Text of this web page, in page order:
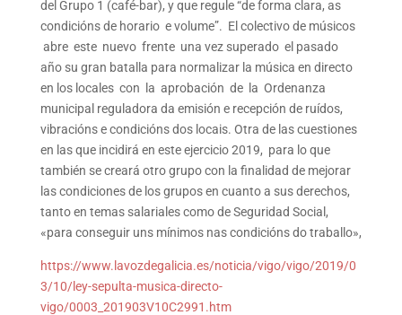
del Grupo 1 (café-bar), y que regule “de forma clara, as
condicións de horario e volume”. El colectivo de músicos
abre este nuevo frente una vez superado el pasado
año su gran batalla para normalizar la música en directo
en los locales con la aprobación de la Ordenanza
municipal reguladora da emisión e recepción de ruídos,
vibracións e condicións dos locais. Otra de las cuestiones
en las que incidirá en este ejercicio 2019, para lo que
también se creará otro grupo con la finalidad de mejorar
las condiciones de los grupos en cuanto a sus derechos,
tanto en temas salariales como de Seguridad Social,
«para conseguir uns mínimos nas condicións do traballo»,
https://www.lavozdegalicia.es/noticia/vigo/vigo/2019/0
3/10/ley-sepulta-musica-directo-
vigo/0003_201903V10C2991.htm